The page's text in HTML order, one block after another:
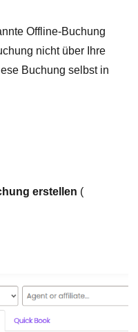
Offline-Buchung
nicht über Ihre
Buchung selbst in
erstellen (